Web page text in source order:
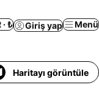
· ₺ Giriş yap Menü
Spa Konaklama
Haritayı görüntüle